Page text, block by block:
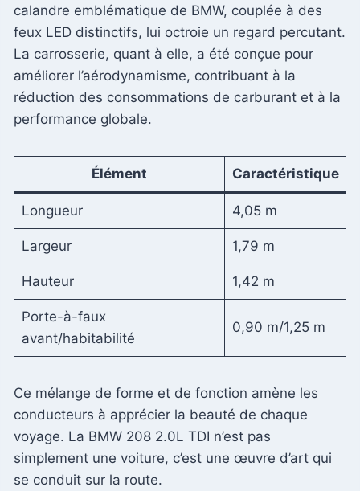
calandre emblématique de BMW, couplée à des
feux LED distinctifs, lui octroie un regard percutant.
La carrosserie, quant à elle, a été conçue pour
améliorer l’aérodynamisme, contribuant à la
réduction des consommations de carburant et à la
performance globale.
Élément Caractéristique
Longueur 4,05 m
Largeur 1,79 m
Hauteur 1,42 m
Porte-à-faux
avant/habitabilité
0,90 m/1,25 m
Ce mélange de forme et de fonction amène les
conducteurs à apprécier la beauté de chaque
voyage. La BMW 208 2.0L TDI n’est pas
simplement une voiture, c’est une œuvre d’art qui
se conduit sur la route.